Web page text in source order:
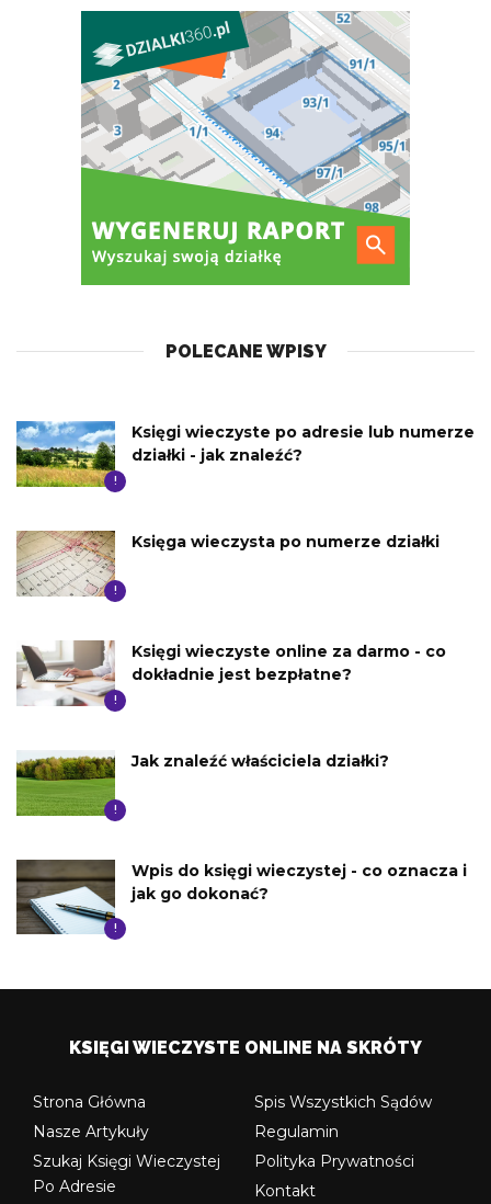
POLECANE WPISY
!
Księgi wieczyste po adresie lub numerze
działki - jak znaleźć?
!
Księga wieczysta po numerze działki
!
Księgi wieczyste online za darmo - co
dokładnie jest bezpłatne?
!
Jak znaleźć właściciela działki?
!
Wpis do księgi wieczystej - co oznacza i
jak go dokonać?
KSIĘGI WIECZYSTE ONLINE NA SKRÓTY
Strona Główna
Nasze Artykuły
Szukaj Księgi Wieczystej
Po Adresie
Spis Wszystkich Sądów
Regulamin
Polityka Prywatności
Kontakt